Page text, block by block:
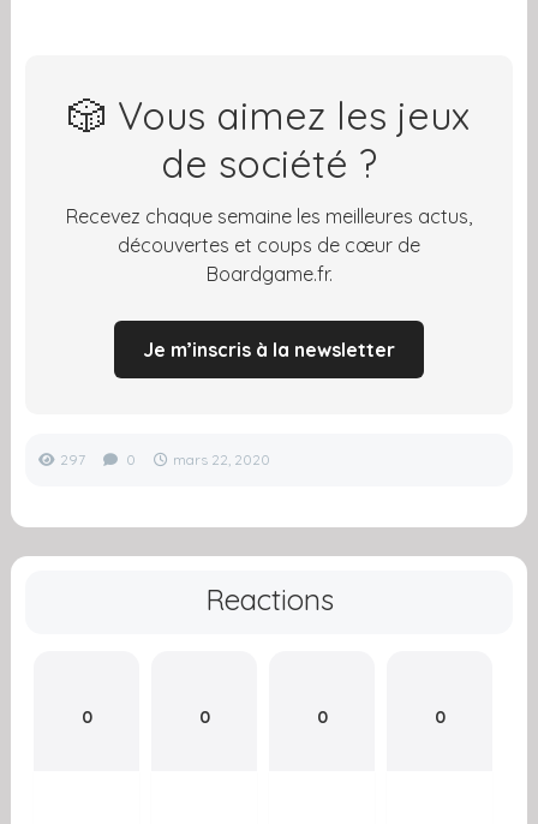
🎲 Vous aimez les jeux
de société ?
Recevez chaque semaine les meilleures actus,
découvertes et coups de cœur de
Boardgame.fr.
Je m’inscris à la newsletter
297 0 mars 22, 2020
Reactions
0 0 0 0